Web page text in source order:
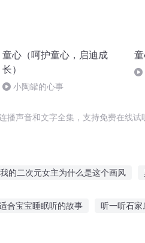
童心（呵护童心，启迪成
长）
小陶罐的心事
声音和文字全集，支持免费在线试
我的二次元女主为什么是这个画风
合宝宝睡眠听的故事 听一听石家